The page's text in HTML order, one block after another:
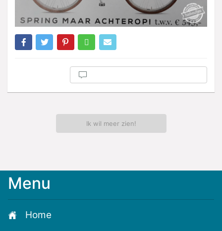
Ik wil meer zien!
Menu
Home